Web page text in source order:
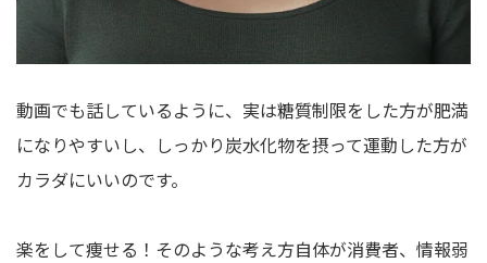
動画でも話しているように、実は糖質制限をした方が肥満
になりやすいし、しっかり炭水化物を摂って運動した方が
カラダにいいのです。
楽をして痩せる！そのような考え方自体が消費者、情報弱